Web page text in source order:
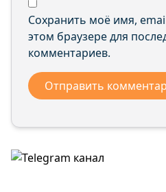
Сохранить моё имя,
этом браузере для
комментариев.